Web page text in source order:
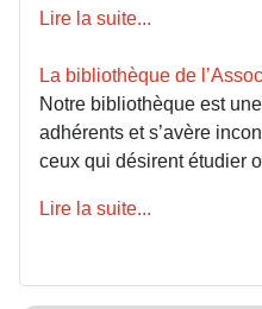
Lire la suite...
La bibliothèque de
Notre bibliothèque est
adhérents et s’avère
ceux qui désirent étudier
Lire la suite...